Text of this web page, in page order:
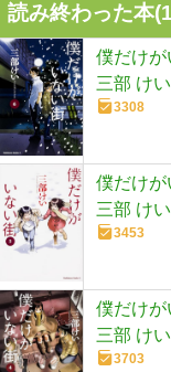
読み終わった本(
僕だけが
三部 けい
3308
僕だけが
三部 けい
3453
僕だけが
三部 けい
3703